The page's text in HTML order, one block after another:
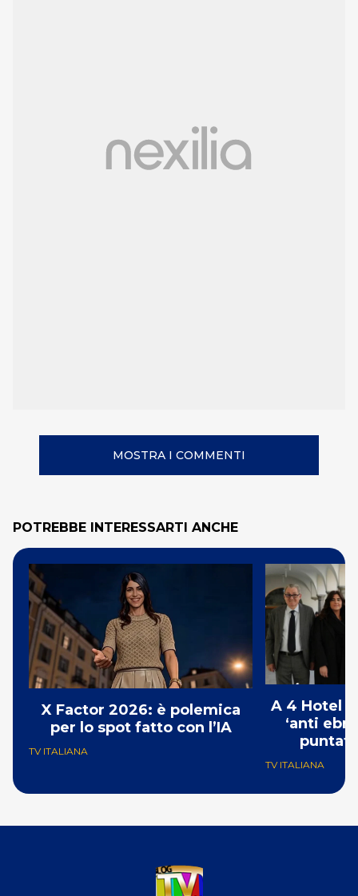
MOSTRA I COMMENTI
POTREBBE INTERESSARTI ANCHE
X Factor 2026: è polemica
per lo spot fatto con l’IA
TV ITALIANA
A 4 Hotel
‘anti
TV ITALIANA